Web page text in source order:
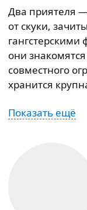
Два приятеля
от скуки,
гангстерскими
они
совместного
хранится
Показать ещё